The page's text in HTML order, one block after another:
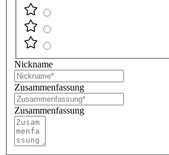
Nickname
Zusammenfassung
Zusammenfassung